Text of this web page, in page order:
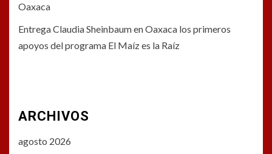
Oaxaca
Entrega Claudia Sheinbaum en Oaxaca los primeros
apoyos del programa El Maíz es la Raíz
ARCHIVOS
agosto 2026